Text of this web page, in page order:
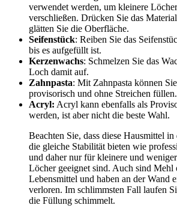
verwendet werden, um kleinere
verschließen. Drücken Sie das
glätten Sie die Oberfläche.
Seifenstück: Reiben Sie das
bis es aufgefüllt ist.
Kerzenwachs: Schmelzen Sie das
Loch damit auf.
Zahnpasta: Mit Zahnpasta können
provisorisch und ohne Streichen füllen.
Acryl: Acryl kann ebenfalls als
werden, ist aber nicht die beste Wahl.
Beachten Sie, dass diese Hausmittel
die gleiche Stabilität bieten wie
und daher nur für kleinere und
Löcher geeignet sind. Auch sind Mehl
Lebensmittel und haben an der Wand
verloren. Im schlimmsten Fall laufen
die Füllung schimmelt.